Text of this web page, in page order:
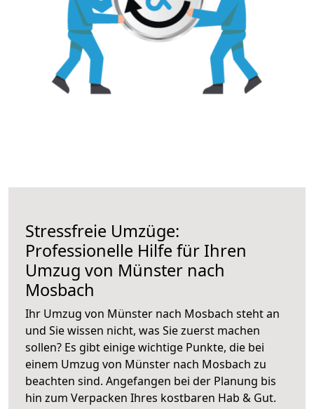
Stressfreie Umzüge:
Professionelle Hilfe für Ihren
Umzug von Münster nach
Mosbach
Ihr Umzug von Münster nach Mosbach steht an
und Sie wissen nicht, was Sie zuerst machen
sollen? Es gibt einige wichtige Punkte, die bei
einem Umzug von Münster nach Mosbach zu
beachten sind. Angefangen bei der Planung bis
hin zum Verpacken Ihres kostbaren Hab & Gut.